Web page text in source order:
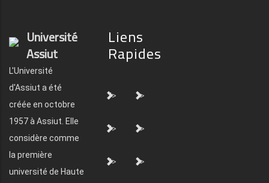
Université
Assiut
L'Université
d'Assiut a été
créée en octobre
1957 à Assiut. Elle
considère comme
la première
université de Haute
Liens
Rapides
"> ">
"> ">
"> ">